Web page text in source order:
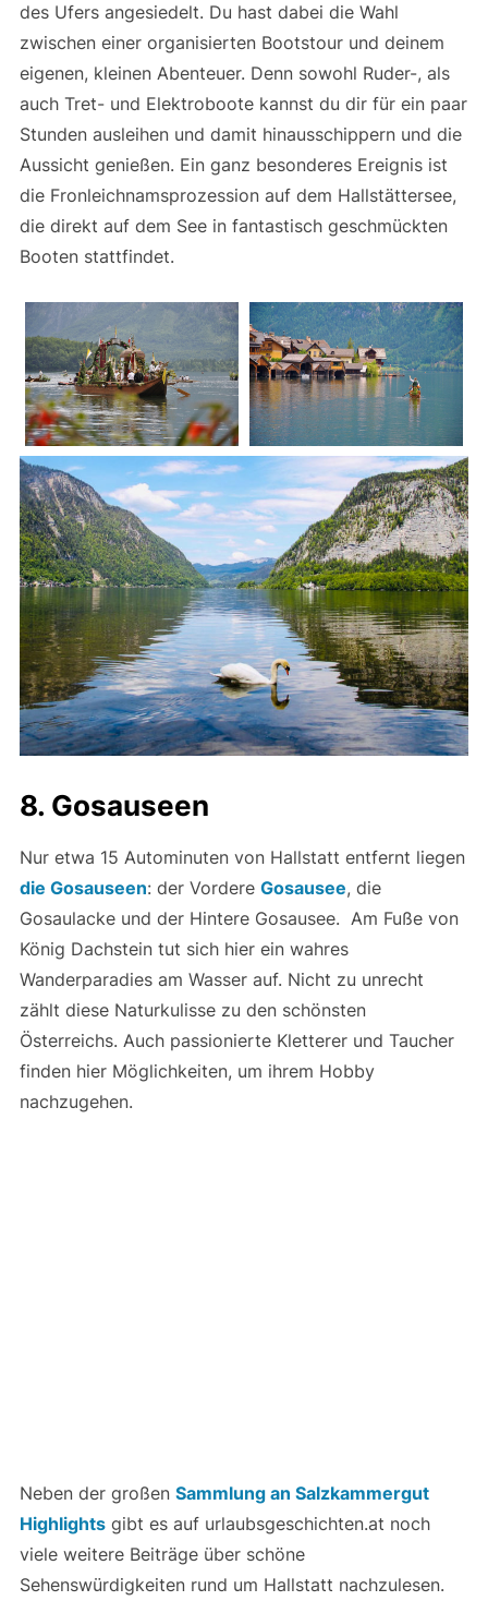
des Ufers angesiedelt. Du hast dabei die Wahl
zwischen einer organisierten Bootstour und deinem
eigenen, kleinen Abenteuer. Denn sowohl Ruder-, als
auch Tret- und Elektroboote kannst du dir für ein paar
Stunden ausleihen und damit hinausschippern und die
Aussicht genießen. Ein ganz besonderes Ereignis ist
die Fronleichnamsprozession auf dem Hallstättersee,
die direkt auf dem See in fantastisch geschmückten
Booten stattfindet.
8. Gosauseen
Nur etwa 15 Autominuten von Hallstatt entfernt liegen
die Gosauseen: der Vordere Gosausee, die
Gosaulacke und der Hintere Gosausee. Am Fuße von
König Dachstein tut sich hier ein wahres
Wanderparadies am Wasser auf. Nicht zu unrecht
zählt diese Naturkulisse zu den schönsten
Österreichs. Auch passionierte Kletterer und Taucher
finden hier Möglichkeiten, um ihrem Hobby
nachzugehen.
Neben der großen Sammlung an Salzkammergut
Highlightsgibt es auf urlaubsgeschichten.at noch
viele weitere Beiträge über schöne
Sehenswürdigkeiten rund um Hallstatt nachzulesen.